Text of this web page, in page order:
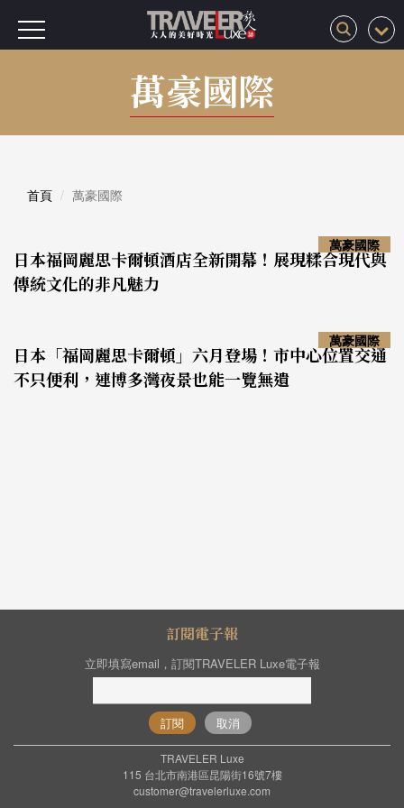
萬豪國際
首頁 萬豪國際
日本福岡麗思卡爾頓酒店全新開幕！展現糅合現代與
傳統文化的非凡魅力
萬豪國際
日本「福岡麗思卡爾頓」六月登場！市中心位置交通
不只便利，連博多灣夜景也能一覽無遺
萬豪國際
訂閱電子報
立即填寫email，訂閱TRAVELER Luxe電子報
訂閱 取消
TRAVELER Luxe
115 台北市南港區昆陽街16號7樓
customer@travelerluxe.com